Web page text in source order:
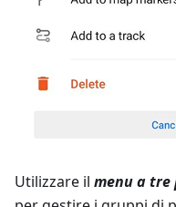
Utilizzare il menu a